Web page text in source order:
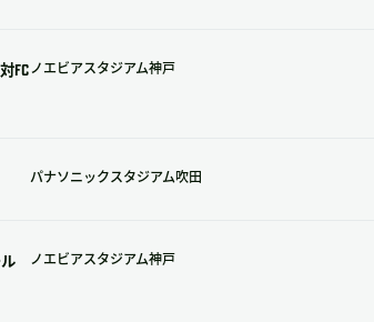
FCノエビアスタジアム神戸
パナソニックスタジアム吹田
ノエビアスタジアム神戸